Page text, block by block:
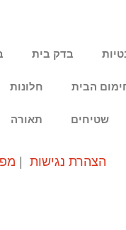
בדק בית
הבית חלונות
שטיחים תאורה
הצהרת נגישות|